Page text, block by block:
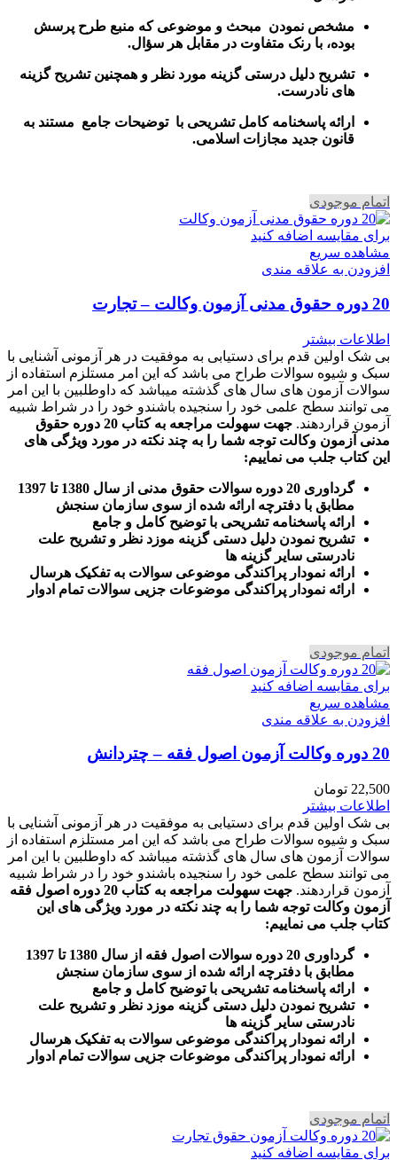
مشخص نمودن مبحث و موضوعی که منبع طرح پرسش
بوده، با رنک متفاوت در مقابل هر سؤال.
تشریح دلیل درستی گزینه مورد نظر و همچنین تشریح گزینه
های نادرست.
ارائه پاسخنامه کامل تشریحی با توضیحات جامع مستند به
قانون جدید مجازات اسلامی.
اتمام موجودی
برای مقایسه اضافه کنید
مشاهده سریع
افزودن به علاقه مندی
20 دوره حقوق مدنی آزمون وکالت – تجارت
اطلاعات بیشتر
بی شک اولین قدم برای دستیابی به موفقیت در هر آزمونی آشنایی با
سبک و شیوه سوالات طراح می باشد که این امر مستلزم استفاده از
سوالات آزمون های سال های گذشته میباشد که داوطلبین با این امر
می توانند سطح علمی خود را سنجیده باشندو خود را در شراط شبیه
آزمون قراردهند.
جهت سهولت مراجعه به کتاب 20 دوره حقوق
مدنی آزمون وکالت توجه شما را به چند نکته در مورد ویژگی های
این کتاب جلب می نماییم:
گرداوری 20 دوره سوالات حقوق مدنی از سال 1380 تا 1397
مطابق با دفترچه ارائه شده از سوی سازمان سنجش
ارائه پاسخنامه تشریحی با توضیح کامل و جامع
تشریح نمودن دلیل دستی گزینه موزد نظر و تشریح علت
نادرستی سایر گزینه ها
ارائه نمودار پراکندگی موضوعی سوالات به تفکیک هرسال
رائه نمودار پراکندگی موضوعات جزیی سوالات تمام ادوار
اتمام موجودی
برای مقایسه اضافه کنید
مشاهده سریع
افزودن به علاقه مندی
20 دوره وکالت آزمون اصول فقه – چتردانش
22,500 تومان
اطلاعات بیشتر
بی شک اولین قدم برای دستیابی به موفقیت در هر آزمونی آشنایی با
سبک و شیوه سوالات طراح می باشد که این امر مستلزم استفاده از
سوالات آزمون های سال های گذشته میباشد که داوطلبین با این امر
می توانند سطح علمی خود را سنجیده باشندو خود را در شراط شبیه
آزمون قراردهند.
جهت سهولت مراجعه به کتاب 20 دوره اصول فقه
آزمون وکالت توجه شما را به چند نکته در مورد ویژگی های این
کتاب جلب می نماییم:
گرداوری 20 دوره سوالات اصول فقه از سال 1380 تا 1397
مطابق با دفترچه ارائه شده از سوی سازمان سنجش
ارائه پاسخنامه تشریحی با توضیح کامل و جامع
تشریح نمودن دلیل دستی گزینه موزد نظر و تشریح علت
نادرستی سایر گزینه ها
ارائه نمودار پراکندگی موضوعی سوالات به تفکیک هرسال
رائه نمودار پراکندگی موضوعات جزیی سوالات تمام ادوار
اتمام موجودی
برای مقایسه اضافه کنید